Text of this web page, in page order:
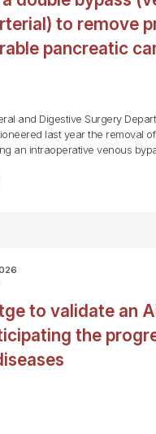
to remove
pancreatic
and Digestive Surgery
last year the removal
an intraoperative venous
to validate an
the